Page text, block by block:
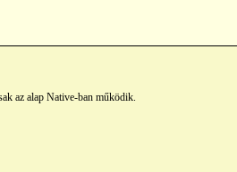
az alap Native-ban működik.